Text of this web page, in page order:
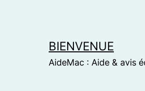
BIENVENUE
AideMac : Aide & avis